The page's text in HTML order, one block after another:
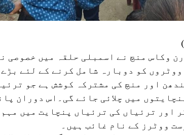
وکاس منچ نے اسمبلی حلقہ میں خصوصی
کو دوبارہ شامل کرنے کے لئے
اور منچ کی مشترکہ کوشش ہے جو
میں چلائی جائے گی۔اس دوران
اور ترئیاں کی ترئیاں پنچایت میں
ووٹرز کے نام غائب ہیں۔